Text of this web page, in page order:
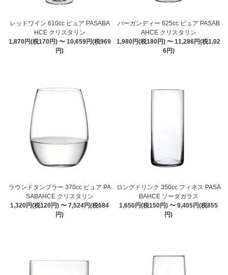
レッドワイン 610cc ピュア PASABA
HCE クリスタリン
1,870円(税170円) 〜 10,659円(税969
円)
バーガンディー 625cc ピュア PASAB
AHCE クリスタリン
1,980円(税180円) 〜 11,286円(税1,02
6円)
ラウンドタンブラー 370cc ピュア PA
SABAHCE クリスタリン
1,320円(税120円) 〜 7,524円(税684
円)
ロングドリンク 350cc フィネス PASA
BAHCE ソーダガラス
1,650円(税150円) 〜 9,405円(税855
円)